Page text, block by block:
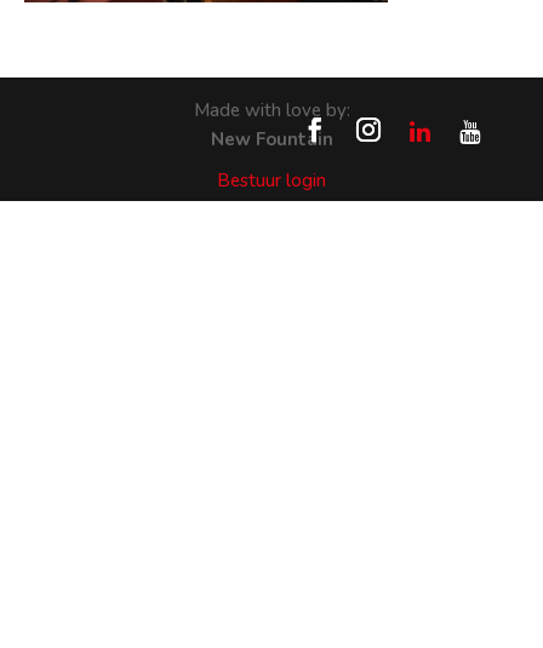
Made with love by:
New Fountain
Bestuur login